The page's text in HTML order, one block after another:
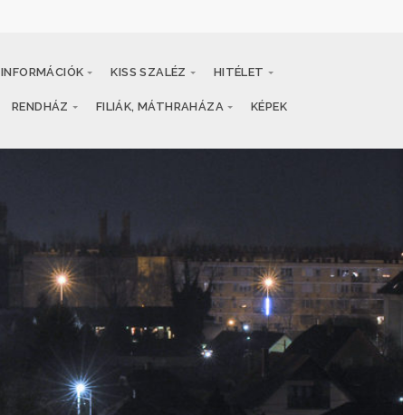
INFORMÁCIÓK KISS SZALÉZ HITÉLET
RENDHÁZ FILIÁK, MÁTHRAHÁZA KÉPEK